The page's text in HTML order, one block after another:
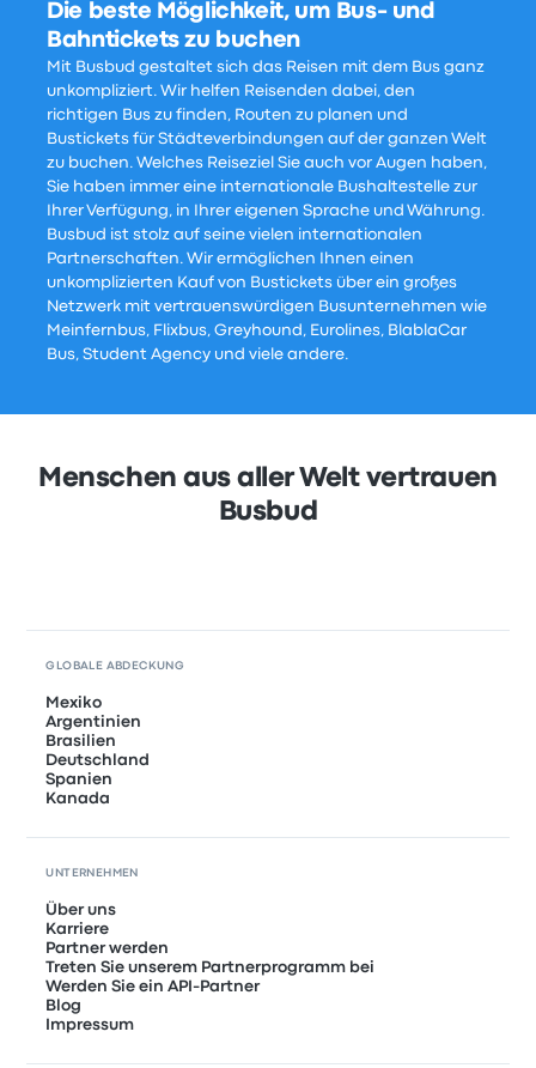
Die beste Möglichkeit, um Bus- und
Bahntickets zu buchen
Mit Busbud gestaltet sich das Reisen mit dem Bus ganz
unkompliziert. Wir helfen Reisenden dabei, den
richtigen Bus zu finden, Routen zu planen und
Bustickets für Städteverbindungen auf der ganzen Welt
zu buchen. Welches Reiseziel Sie auch vor Augen haben,
Sie haben immer eine internationale Bushaltestelle zur
Ihrer Verfügung, in Ihrer eigenen Sprache und Währung.
Busbud ist stolz auf seine vielen internationalen
Partnerschaften. Wir ermöglichen Ihnen einen
unkomplizierten Kauf von Bustickets über ein großes
Netzwerk mit vertrauenswürdigen Busunternehmen wie
Meinfernbus, Flixbus, Greyhound, Eurolines, BlablaCar
Bus, Student Agency und viele andere.
Menschen aus aller Welt vertrauen
Busbud
GLOBALE ABDECKUNG
Mexiko
Argentinien
Brasilien
Deutschland
Spanien
Kanada
UNTERNEHMEN
Über uns
Karriere
Partner werden
Treten Sie unserem Partnerprogramm bei
Werden Sie ein API-Partner
Blog
Impressum